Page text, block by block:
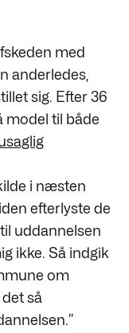
med
anderledes,
sig. Efter 36
model til både
i næsten
efterlyste de
uddannelsen
ikke. Så indgik
om
så